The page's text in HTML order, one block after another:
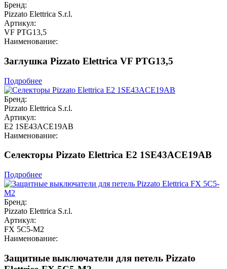
Бренд:
Pizzato Elettrica S.r.l.
Артикул:
VF PTG13,5
Наименование:
Заглушка Pizzato Elettrica VF PTG13,5
Подробнее
Бренд:
Pizzato Elettrica S.r.l.
Артикул:
E2 1SE43ACE19AB
Наименование:
Селекторы Pizzato Elettrica E2 1SE43ACE19AB
Подробнее
Бренд:
Pizzato Elettrica S.r.l.
Артикул:
FX 5C5-M2
Наименование:
Защитные выключатели для петель Pizzato